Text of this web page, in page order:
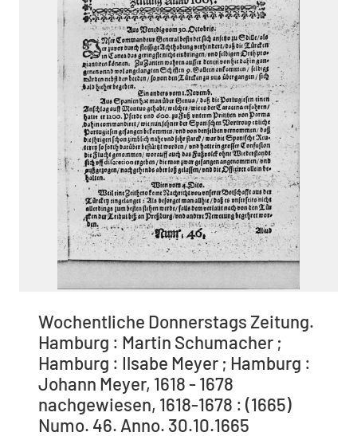
Wochentliche Donnerstags Zeitung.
Hamburg : Martin Schumacher ;
Hamburg : Ilsabe Meyer ; Hamburg :
Johann Meyer, 1618 - 1678
nachgewiesen, 1618-1678 : (1665)
Numo. 46. Anno. 30.10.1665